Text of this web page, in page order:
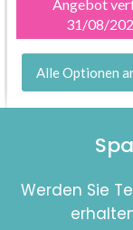
Angebot
31/08/
Alle Optionen
Werden Sie